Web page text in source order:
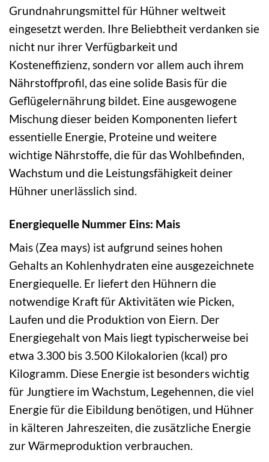
Grundnahrungsmittel für Hühner weltweit
eingesetzt werden. Ihre Beliebtheit verdanken sie
nicht nur ihrer Verfügbarkeit und
Kosteneffizienz, sondern vor allem auch ihrem
Nährstoffprofil, das eine solide Basis für die
Geflügelernährung bildet. Eine ausgewogene
Mischung dieser beiden Komponenten liefert
essentielle Energie, Proteine und weitere
wichtige Nährstoffe, die für das Wohlbefinden,
Wachstum und die Leistungsfähigkeit deiner
Hühner unerlässlich sind.
Energiequelle Nummer Eins: Mais
Mais (Zea mays) ist aufgrund seines hohen
Gehalts an Kohlenhydraten eine ausgezeichnete
Energiequelle. Er liefert den Hühnern die
notwendige Kraft für Aktivitäten wie Picken,
Laufen und die Produktion von Eiern. Der
Energiegehalt von Mais liegt typischerweise bei
etwa 3.300 bis 3.500 Kilokalorien (kcal) pro
Kilogramm. Diese Energie ist besonders wichtig
für Jungtiere im Wachstum, Legehennen, die viel
Energie für die Eibildung benötigen, und Hühner
in kälteren Jahreszeiten, die zusätzliche Energie
zur Wärmeproduktion verbrauchen.